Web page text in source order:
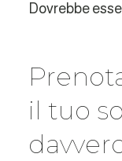
Dovrebbe
il tuo